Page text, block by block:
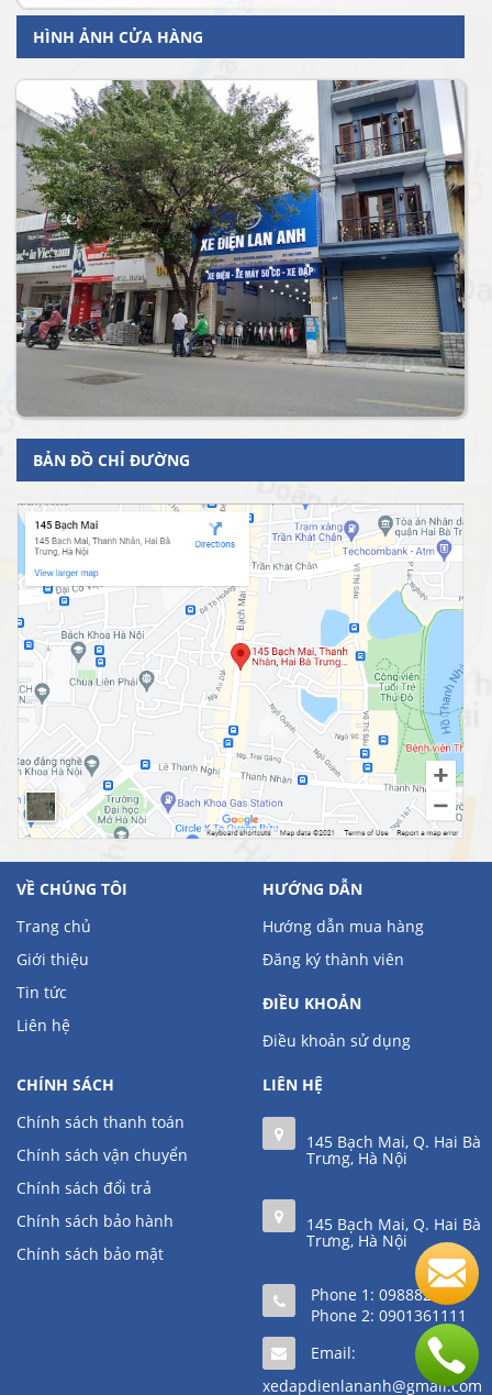
HÌNH ẢNH CỬA HÀNG
BẢN ĐỒ CHỈ ĐƯỜNG
VỀ CHÚNG TÔI
Trang chủ
Giới thiệu
Tin tức
Liên hệ
HƯỚNG DẪN
Hướng dẫn mua hàng
Đăng ký thành viên
ĐIỀU KHOẢN
Điều khoản sử dụng
CHÍNH SÁCH
Chính sách thanh toán
Chính sách vận chuyển
Chính sách đổi trả
Chính sách bảo hành
Chính sách bảo mật
LIÊN HỆ
145 Bạch Mai, Q. Hai Bà
Trưng, Hà Nội
145 Bạch Mai, Q. Hai Bà
Trưng, Hà Nội
Phone 1: 0988823220
Phone 2: 0901361111
Email:
xedapdienlananh@gmail.com